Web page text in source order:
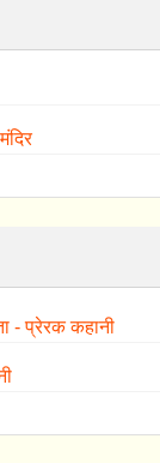
- प्रेरक कहानी